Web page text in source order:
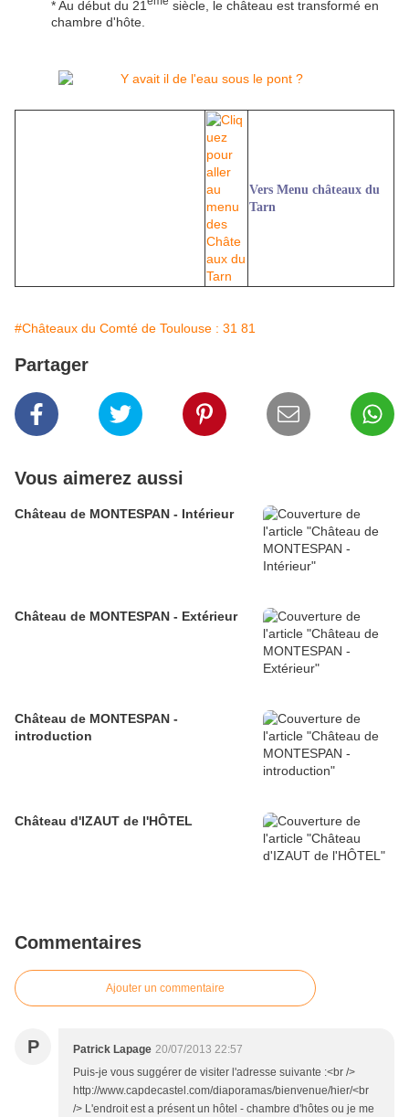
* Au début du 21
siècle, le château est transformé en
chambre d'hôte.
Vers Menu châteaux du
Tarn
#Châteaux du Comté de Toulouse : 31 81
Partager
Vous aimerez aussi
Château de MONTESPAN - Intérieur
Château de MONTESPAN - Extérieur
Château de MONTESPAN -
introduction
Château d'IZAUT de l'HÔTEL
Commentaires
Ajouter un commentaire
P Patrick Lapage 20/07/2013 22:57
Puis-je vous suggérer de visiter l'adresse suivante :<br />
http://www.capdecastel.com/diaporamas/bienvenue/hier/<br
/> L'endroit est a présent un hôtel - chambre d'hôtes ou je me